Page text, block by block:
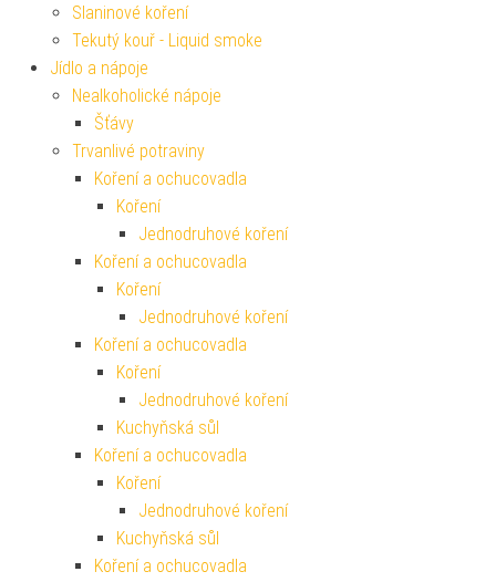
Slaninové koření
Tekutý kouř - Liquid smoke
Jídlo a nápoje
Nealkoholické nápoje
Šťávy
Trvanlivé potraviny
Koření a ochucovadla
Koření
Jednodruhové koření
Koření a ochucovadla
Koření
Jednodruhové koření
Koření a ochucovadla
Koření
Jednodruhové koření
Kuchyňská sůl
Koření a ochucovadla
Koření
Jednodruhové koření
Kuchyňská sůl
Koření a ochucovadla